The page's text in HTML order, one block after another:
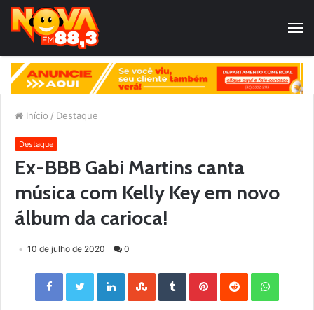
Início / Destaque
Destaque
Ex-BBB Gabi Martins canta
música com Kelly Key em novo
álbum da carioca!
10 de julho de 2020 0
Facebook Twitter LinkedIn StumbleUpon Tumblr Pinterest Reddit